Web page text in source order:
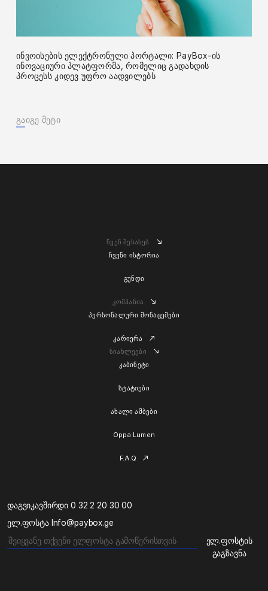
ინვოისების ელექტრონული პორტალი: PayBox-ის
ინოვაციური პლატფორმა, რომელიც გადახდის
პროცესს კიდევ უფრო აადვილებს
გაიგე მეტი
ჩვენ შესახებ
ჩვენი ისტორია
გუნდი
კომპანია
პერსონალური მონაცემები
კარიერა
სიახლეები
კაბინეტი
სტატიები
ახალი ამბები
Oppa Lumen
F.A.Q
დაგვიკავშირდი 0 32 2 20 30 00
ელ.ფოსტა Info@paybox.ge
ელ.ფოსტის
გაგზავნა